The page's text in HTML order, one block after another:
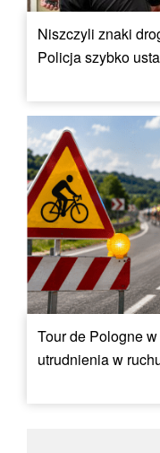
Niszczyli znaki
Policja szybko
Tour de Pologne
utrudnienia w